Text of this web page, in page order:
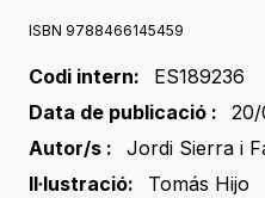
ISBN 9788466145459
Codi intern:
ES189236
Data de publicació :
20/
Autor/s :
Jordi Sierra i
Il·lustració:
Tomás Hijo